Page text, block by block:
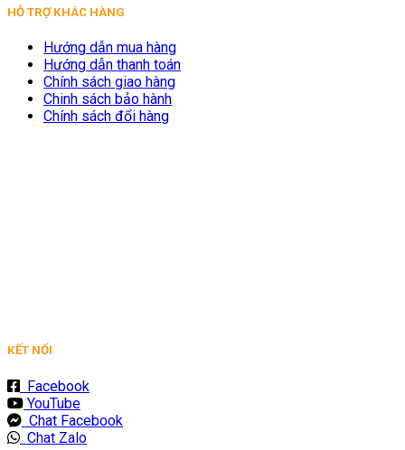
HỖ TRỢ KHÁC HÀNG
Hướng dẫn mua hàng
Hướng dẫn thanh toán
Chính sách giao hàng
Chinh sách bảo hành
Chính sách đổi hàng
KẾT NỐI
Facebook
YouTube
Chat Facebook
Chat Zalo